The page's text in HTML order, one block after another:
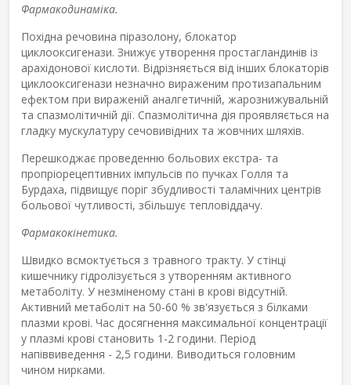
Фармакодинаміка.
Похідна речовина піразолону, блокатор
циклооксигенази. Знижує утворення простагландинів із
арахідонової кислоти. Відрізняється від інших блокаторів
циклооксигенази незначно вираженим протизапальним
ефектом при вираженій аналгетичній, жарознижувальній
та спазмолітичній дії. Спазмолітична дія проявляється на
гладку мускулатуру сечовивідних та жовчних шляхів.
Перешкоджає проведенню больових екстра- та
пропріорецептивних імпульсів по пучках Голля та
Бурдаха, підвищує поріг збудливості таламічних центрів
больової чутливості, збільшує тепловіддачу.
Фармакокінетика.
Швидко всмоктується з травного тракту. У стінці
кишечнику гідролізується з утворенням активного
метаболіту. У незміненому стані в крові відсутній.
Активний метаболіт на 50-60 % зв'язується з білками
плазми крові. Час досягнення максимальної концентрації
у плазмі крові становить 1-2 години. Період
напіввиведення - 2,5 години. Виводиться головним
чином нирками.